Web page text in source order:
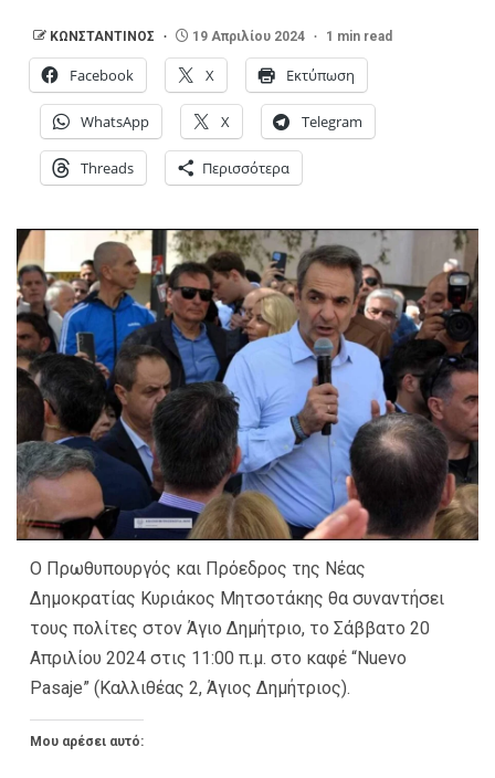
ΚΩΝΣΤΑΝΤΙΝΟΣ 19 Απριλίου 2024 1 min read
Facebook X Εκτύπωση
WhatsApp X Telegram
Threads Περισσότερα
Ο Πρωθυπουργός και Πρόεδρος της Νέας
Δημοκρατίας Κυριάκος Μητσοτάκης θα συναντήσει
τους πολίτες στον Άγιο Δημήτριο, το Σάββατο 20
Απριλίου 2024 στις 11:00 π.μ. στο καφέ “Nuevo
Pasaje” (Καλλιθέας 2, Άγιος Δημήτριος).
Μου αρέσει αυτό: